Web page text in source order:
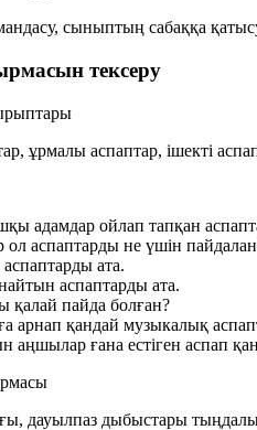
сыныптың сабаққа
тексеру
ұрмалы аспаптар, ішекті
адамдар ойлап тапқан
ол аспаптарды не үшін
ата.
аспаптарды ата.
қалай пайда болған?
арнап қандай музыкалық
аңшылар ғана естіген аспап
дауылпаз дыбыстары